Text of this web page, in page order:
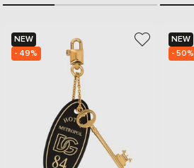
NEW
- 49%
NEW
- 50%